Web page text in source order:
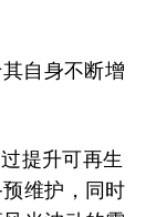
自身不断增
提升可再生
维护，同时